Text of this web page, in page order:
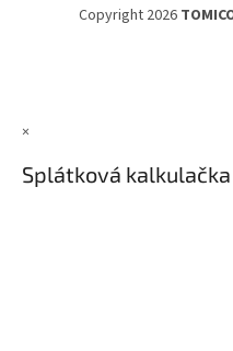
Copyright 2026
×
Splátková kalkulačka